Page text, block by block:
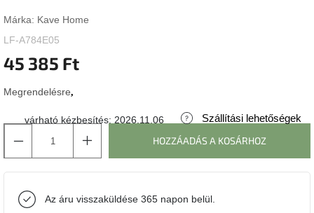
Home
gyűjtemény
Richmond
gyűjtemény
line
Tenzo
Márka: Kave Home
LF-A784E05
45 385 Ft
Megrendelésre
várható kézbesítés: 2026.11.06
Szállítási lehetőségek
HOZZÁADÁS A KOSÁRHOZ
Az áru visszaküldése 365 napon belül.